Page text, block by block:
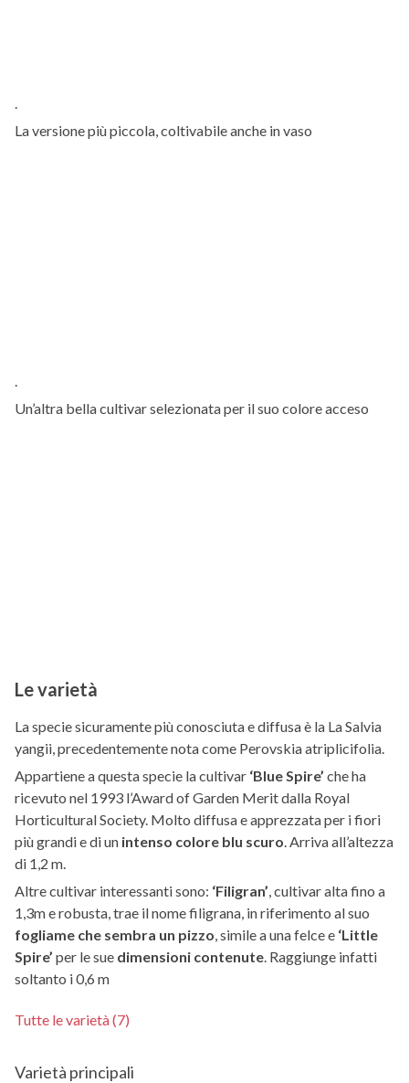
.
La versione più piccola, coltivabile anche in vaso
.
Un’altra bella cultivar selezionata per il suo colore acceso
Le varietà
La specie sicuramente più conosciuta e diffusa è la La Salvia
yangii, precedentemente nota come Perovskia atriplicifolia.
Appartiene a questa specie la cultivar ‘Blue Spire’ che ha
ricevuto nel 1993 l’Award of Garden Merit dalla Royal
Horticultural Society. Molto diffusa e apprezzata per i fiori
più grandi e di un intenso colore blu scuro. Arriva all’altezza
di 1,2 m.
Altre cultivar interessanti sono: ‘Filigran’ , cultivar alta fino a
1,3m e robusta, trae il nome filigrana, in riferimento al suo
fogliame che sembra un pizzo , simile a una felce e ‘Little
Spire’ per le sue dimensioni contenute . Raggiunge infatti
soltanto i 0,6 m
Tutte le varietà (7)
Varietà principali